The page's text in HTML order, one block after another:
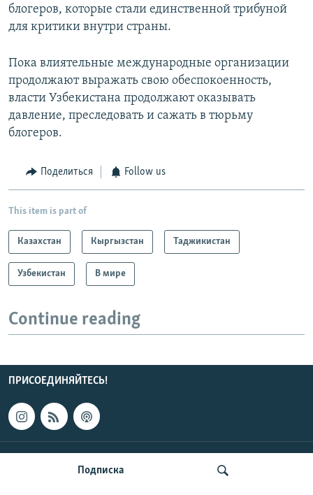
Подписка
блогеров, которые стали единственной трибуной
для критики внутри страны.
Пока влиятельные международные организации
продолжают выражать свою обеспокоенность,
власти Узбекистана продолжают оказывать
давление, преследовать и сажать в тюрьму
блогеров.
Поделиться Follow us
This item is part of
Казахстан Кыргызстан Таджикистан
Узбекистан В мире
Continue reading
ПРИСОЕДИНЯЙТЕСЬ!